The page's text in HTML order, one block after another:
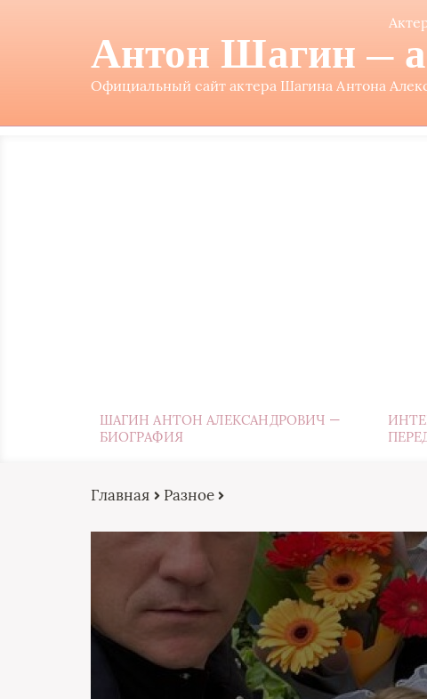
Антон Шагин —
Официальный сайт актера Шагина Антона
ШАГИН АНТОН АЛЕКСАНДРОВИЧ —
БИОГРАФИЯ
Главная Разное